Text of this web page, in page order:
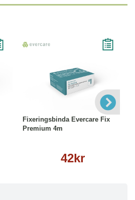
Fixeringsbinda Evercare Fix
Premium 4m
42kr
Läs mer